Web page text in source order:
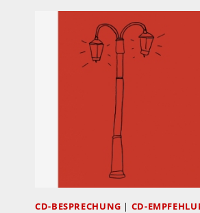
GOODWILL
AND
OPTIMISM“
MIT
DEN
„SUPER
SOUL
BROTHERS“
CD-BESPRECHUNG | CD-